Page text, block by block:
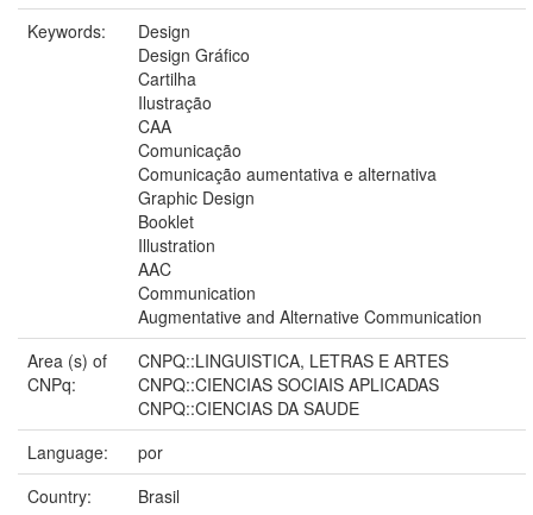
Keywords:
Design
Design Gráfico
Cartilha
Ilustração
CAA
Comunicação
Comunicação aumentativa e alternativa
Graphic Design
Booklet
Illustration
AAC
Communication
Augmentative and Alternative Communication
Area (s) of
CNPq:
CNPQ::LINGUISTICA, LETRAS E ARTES
CNPQ::CIENCIAS SOCIAIS APLICADAS
CNPQ::CIENCIAS DA SAUDE
Language:
por
Country:
Brasil